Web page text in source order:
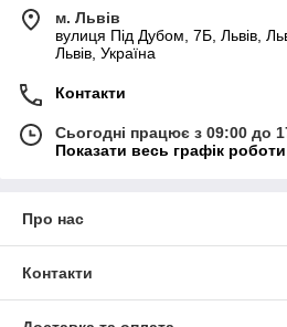
м. Львів
вулиця Під Дубом, 7Б, Львів,
Львів, Україна
Контакти
Сьогодні працює з 09:00 до
Показати весь графік роботи
Про нас
Контакти